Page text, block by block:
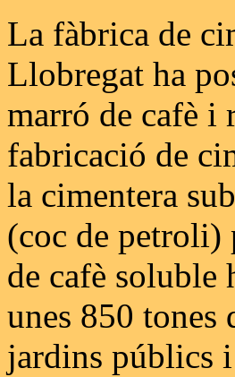
La fàbrica de
Llobregat ha
marró de cafè i
fabricació de
la cimentera
(coc de petroli)
de cafè soluble
unes 850 tones
jardins públics